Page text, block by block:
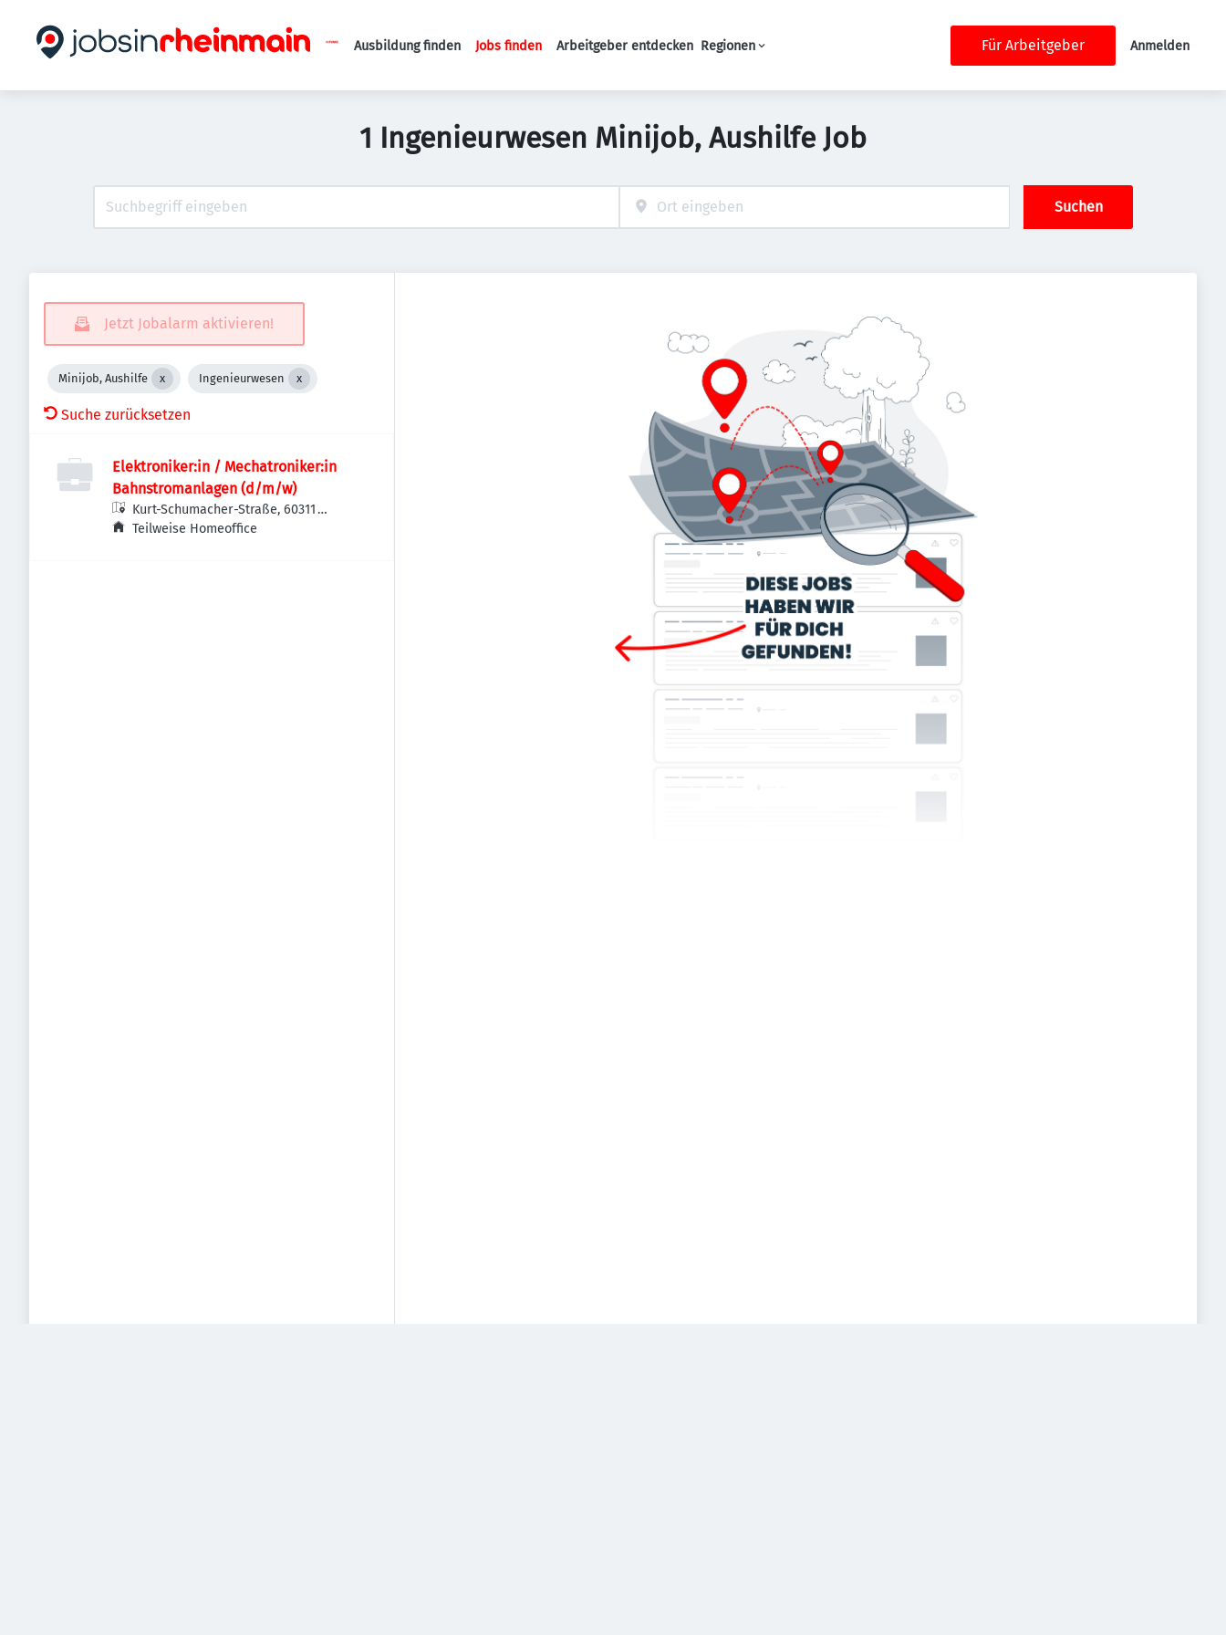
Haupt-Navigation
Ausbildung finden Jobs finden Arbeitgeber entdecken Regionen Für Arbeitgeber Anmelden
1 Ingenieurwesen Minijob, Aushilfe Job
Suchen
Jetzt Jobalarm aktivieren!
Minijob, Aushilfe Ingenieurwesen
Suche zurücksetzen
Elektroniker:in / Mechatroniker:in
Bahnstromanlagen (d/m/w)
Kurt-Schumacher-Straße, 60311
Frankfurt am Main-Innenstadt I,
Teilweise Homeoffice